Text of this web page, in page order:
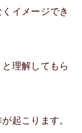
イメージでき
と理解してもら
起こります。